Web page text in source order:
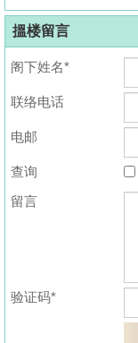
搵楼留言
阁下姓名*
联络电话
电邮
查询
留言
验证码*